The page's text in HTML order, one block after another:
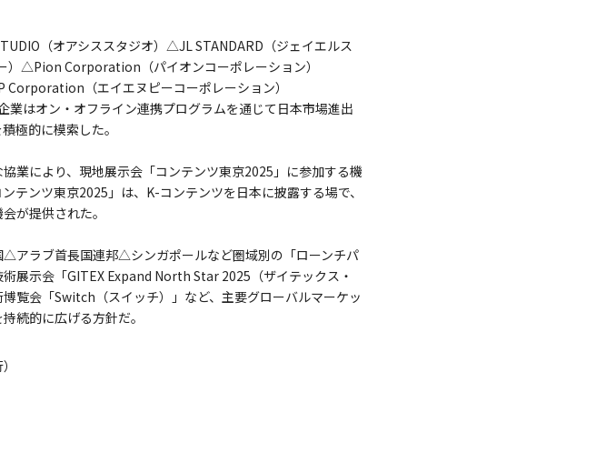
（オアシススタジオ）△JL STANDARD（ジェイエルス
△Pion Corporation（パイオンコーポレーション）
（エイエヌピーコーポレーション）
はオン・オフライン連携プログラムを通じて日本市場進出
極的に模索した。
業により、現地展示会「コンテンツ東京2025」に参加する機
テンツ東京2025」は、K-コンテンツを日本に披露する場で、
が提供された。
アラブ首長国連邦△シンガポールなど圏域別の「ローンチパ
展示会「GITEX Expand North Star 2025（ザイテックス・
覧会「Switch（スイッチ）」など、主要グローバルマーケッ
続的に広げる方針だ。